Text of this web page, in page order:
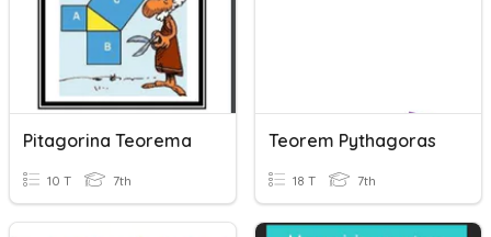
Pitagorina Teorema
10 T 7th
Teorem Pythagoras
18 T 7th